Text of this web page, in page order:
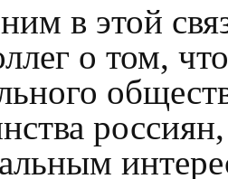
в этой
о том,